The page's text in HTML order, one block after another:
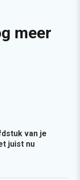
meer
van je
juist nu